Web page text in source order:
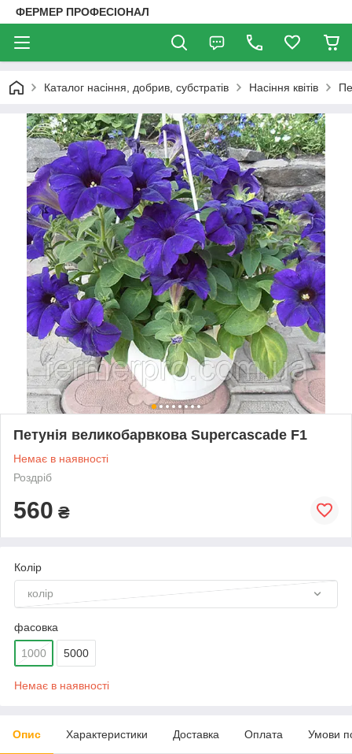
ФЕРМЕР ПРОФЕСІОНАЛ
Каталог насіння, добрив, субстратів Насіння квітів
Петунія великобарвкова Supercascade F1
Немає в наявності
Роздріб
560 ₴
Колір
колір
фасовка
1000 5000
Немає в наявності
Опис Характеристики Доставка Оплата Умови